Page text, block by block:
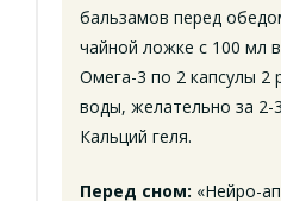
бальзамов перед
чайной ложке с 100 мл
Омега-3 по 2 капсулы 2
воды, желательно за 2-
Кальций геля.
Перед сном: «Нейро-